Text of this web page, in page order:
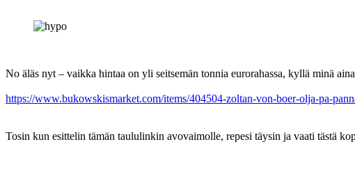
No äläs nyt – vaikka hintaa on yli seitsemän tonnia eurorahassa, kyllä minä
https://www.bukowskismarket.com/items/404504-zoltan-von-boer-olja-pa-
Tosin kun esittelin tämän taululinkin avovaimolle, repesi täysin ja vaati tästä